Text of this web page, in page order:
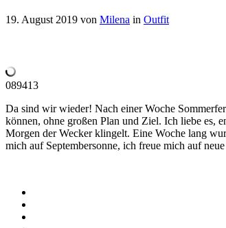
19. August 2019 von Milena in Outfit
089413
Da sind wir wieder! Nach einer Woche
können, ohne großen Plan und Ziel. Ich liebe es,
Morgen der Wecker klingelt. Eine Woche lang
mich auf Septembersonne, ich freue mich auf